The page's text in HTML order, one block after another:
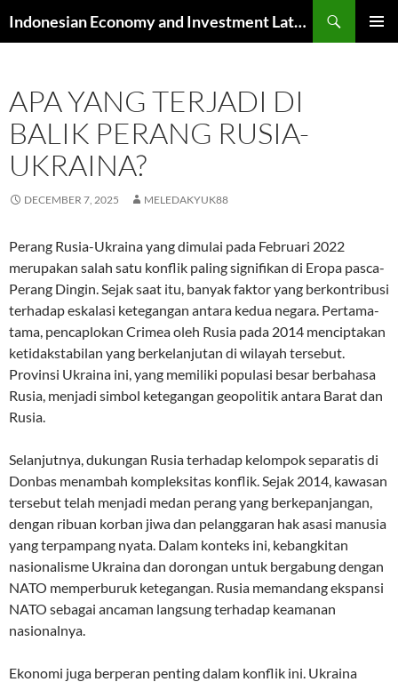
to
Indonesian Economy and Investment Latest News
APA YANG TERJADI DI
BALIK PERANG RUSIA-
UKRAINA?
DECEMBER 7, 2025 MELEDAKYUK88
Perang Rusia-Ukraina yang dimulai pada Februari 2022
merupakan salah satu konflik paling signifikan di Eropa pasca-
Perang Dingin. Sejak saat itu, banyak faktor yang berkontribusi
terhadap eskalasi ketegangan antara kedua negara. Pertama-
tama, pencaplokan Crimea oleh Rusia pada 2014 menciptakan
ketidakstabilan yang berkelanjutan di wilayah tersebut.
Provinsi Ukraina ini, yang memiliki populasi besar berbahasa
Rusia, menjadi simbol ketegangan geopolitik antara Barat dan
Rusia.
Selanjutnya, dukungan Rusia terhadap kelompok separatis di
Donbas menambah kompleksitas konflik. Sejak 2014, kawasan
tersebut telah menjadi medan perang yang berkepanjangan,
dengan ribuan korban jiwa dan pelanggaran hak asasi manusia
yang terpampang nyata. Dalam konteks ini, kebangkitan
nasionalisme Ukraina dan dorongan untuk bergabung dengan
NATO memperburuk ketegangan. Rusia memandang ekspansi
NATO sebagai ancaman langsung terhadap keamanan
nasionalnya.
Ekonomi juga berperan penting dalam konflik ini. Ukraina